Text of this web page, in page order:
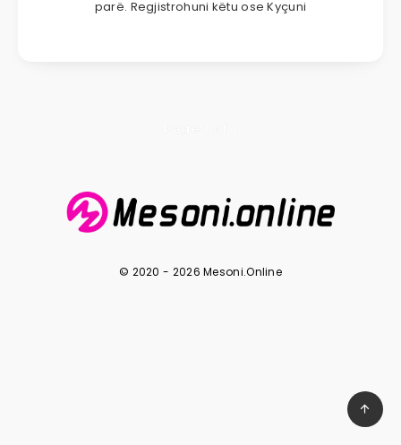
parë. Regjistrohuni këtu ose Kyçuni
© 2020 - 2026 Mesoni.Online